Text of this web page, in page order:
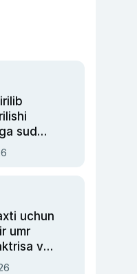
sud
uchun
umr
va